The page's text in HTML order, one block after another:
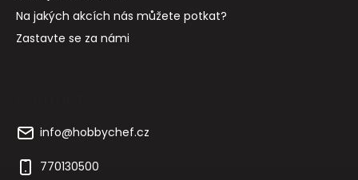
Na jakých akcích nás můžete potkat?
Zastavte se za námi
info@hobbychef.cz
770130500